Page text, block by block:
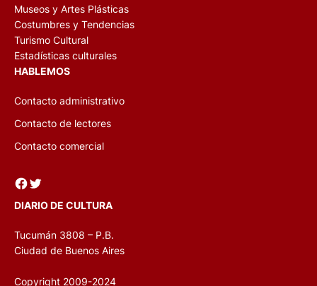
Museos y Artes Plásticas
Costumbres y Tendencias
Turismo Cultural
Estadísticas culturales
HABLEMOS
Contacto administrativo
Contacto de lectores
Contacto comercial
Facebook Twitter
DIARIO DE CULTURA
Tucumán 3808 – P.B.
Ciudad de Buenos Aires
Copyright 2009-2024